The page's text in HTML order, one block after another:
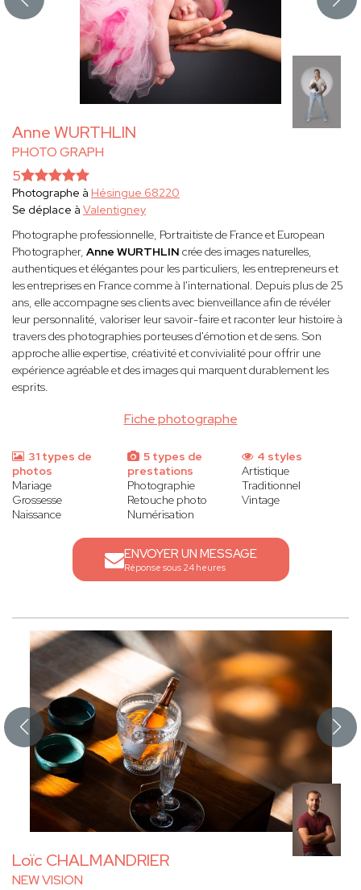
Anne WURTHLIN
PHOTO GRAPH
Fiche photographe
5
Photographe à Hésingue 68220
Se déplace à Valentigney
Photographe professionnelle, Portraitiste de France et European
Photographer, Anne WURTHLIN crée des images naturelles,
authentiques et élégantes pour les particuliers, les entrepreneurs et
les entreprises en France comme à l'international. Depuis plus de 25
ans, elle accompagne ses clients avec bienveillance afin de révéler
leur personnalité, valoriser leur savoir-faire et raconter leur histoire à
travers des photographies porteuses d'émotion et de sens. Son
approche allie expertise, créativité et convivialité pour offrir une
expérience agréable et des images qui marquent durablement les
esprits.
31 types de
photos
Mariage
Grossesse
Naissance
5 types de
prestations
Photographie
Retouche photo
Numérisation
4 styles
Artistique
Traditionnel
Vintage
ENVOYER UN MESSAGE
Réponse sous 24 heures
Loïc CHALMANDRIER
NEW VISION